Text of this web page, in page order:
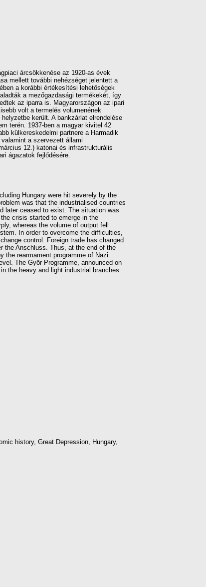
árcsökkenése az 1920-as évek
mellett további nehézséget jelentett a
a korábbi értékesítési lehetőségek
a mezőgazdasági termékekét, így
az iparra is. Magyarországon az ipari
volt a termelés volumenének
került. A bankzárlat elrendelése
terén. 1937-ben a magyar kivitel 42
külkereskedelmi partnere a Harmadik
a szervezett állami
12.) katonai és infrastrukturális
ágazatok fejlődésére.
Hungary were hit severely by the
was that the industrialised countries
later ceased to exist. The situation was
crisis started to emerge in the
whereas the volume of output fell
In order to overcome the difficulties,
control. Foreign trade has changed
the Anschluss. Thus, at the end of the
the rearmament programme of Nazi
The Győr Programme, announced on
the heavy and light industrial branches.
history, Great Depression, Hungary,